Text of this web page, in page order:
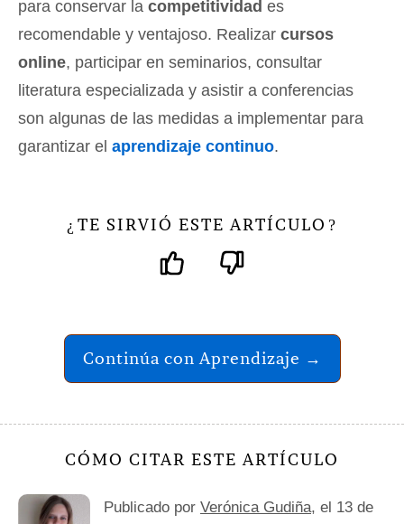
para conservar la competitividad es
recomendable y ventajoso. Realizar cursos
online, participar en seminarios, consultar
literatura especializada y asistir a conferencias
son algunas de las medidas a implementar para
garantizar el aprendizaje continuo.
¿ TE SIRVIÓ ESTE ARTÍCULO ?
Continúa con Aprendizaje →
CÓMO CITAR ESTE ARTÍCULO
Publicado por Verónica Gudiña, el 13 de